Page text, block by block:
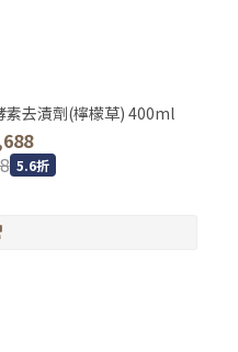
素去漬劑(檸檬草) 400ml
5.6折